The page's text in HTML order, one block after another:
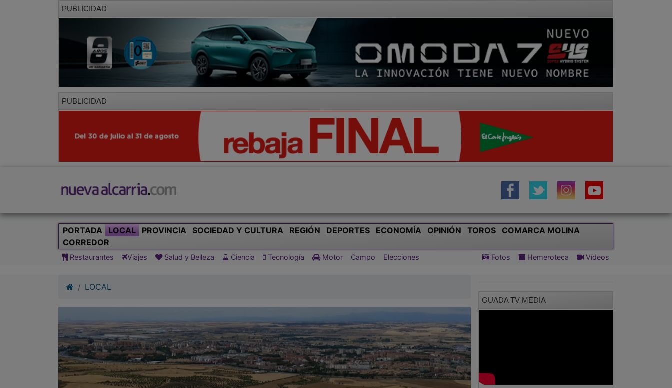
PUBLICIDAD
PUBLICIDAD
PORTADA LOCAL PROVINCIA SOCIEDAD Y CULTURA REGIÓN DEPORTES ECONOMÍA OPINIÓN TOROS
COMARCA MOLINA
CORREDOR
Restaurantes Viajes Salud y Belleza Ciencia Tecnología Motor Campo Elecciones Fotos Hemeroteca Vídeos
LOCAL
GUADA TV MEDIA